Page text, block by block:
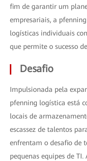
fim de garantir um
empresariais, a
logísticas individuais
que permite o sucesso
Desafio
Impulsionada pela
pfenning logística está
locais de
escassez de talentos
enfrentam o desafio de
pequenas equipes de